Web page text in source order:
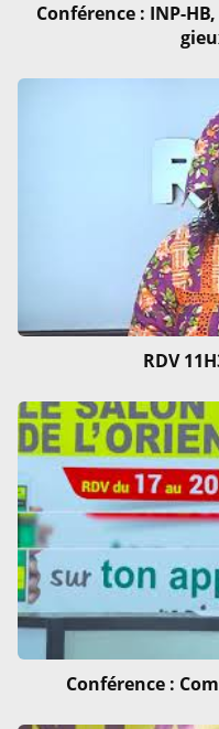
Conférence : INP-
RDV
Conférence :